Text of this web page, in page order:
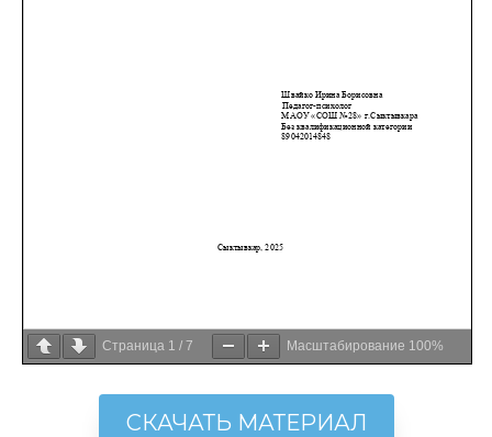
Страница 1 / 7 Масштабирование 100%
СКАЧАТЬ МАТЕРИАЛ